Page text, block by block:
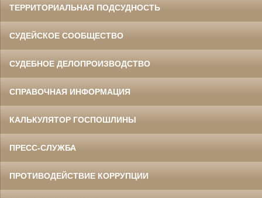
ТЕРРИТОРИАЛЬНАЯ ПОДСУДНОСТЬ
СУДЕЙСКОЕ СООБЩЕСТВО
СУДЕБНОЕ ДЕЛОПРОИЗВОДСТВО
СПРАВОЧНАЯ ИНФОРМАЦИЯ
КАЛЬКУЛЯТОР ГОСПОШЛИНЫ
ПРЕСС-СЛУЖБА
ПРОТИВОДЕЙСТВИЕ КОРРУПЦИИ